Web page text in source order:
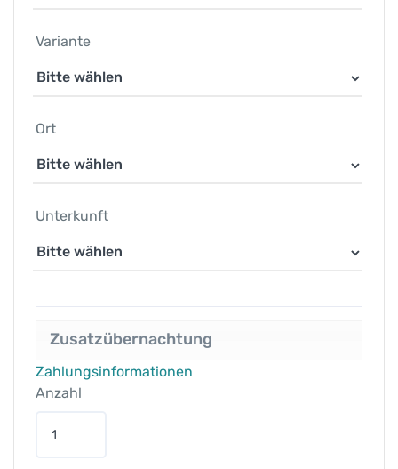
Variante
Ort
Unterkunft
Zusatzübernachtung
Zahlungsinformationen
Anzahl